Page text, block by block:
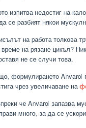
изпитва недостиг на
се разбият някои
на работа толкова
на рязане цикъл?
не се случи това.
формулирането Anvarol
чрез увеличаване на
че Anvarol запазва
много, за да се